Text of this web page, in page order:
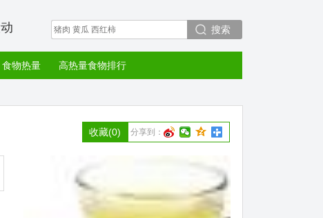
搜索
食物热量 高热量食物排行
分享到：
收藏(0)